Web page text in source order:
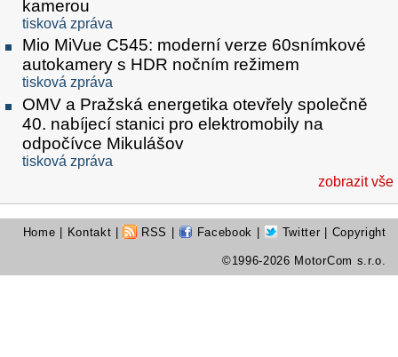
kamerou
tisková zpráva
Mio MiVue C545: moderní verze 60snímkové
autokamery s HDR nočním režimem
tisková zpráva
OMV a Pražská energetika otevřely společně
40. nabíjecí stanici pro elektromobily na
odpočívce Mikulášov
tisková zpráva
zobrazit vše
Home Kontakt RSS Facebook Twitter | Copyright
©1996-2026 MotorCom s.r.o.